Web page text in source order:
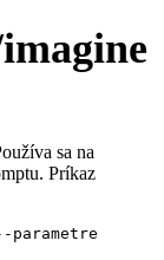
sa na
Príkaz